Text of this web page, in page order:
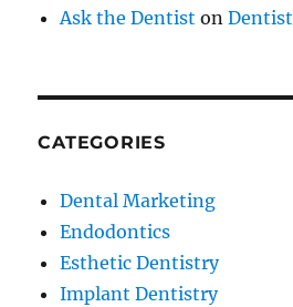
Ask the Dentist onDentist
CATEGORIES
Dental Marketing
Endodontics
Esthetic Dentistry
Implant Dentistry